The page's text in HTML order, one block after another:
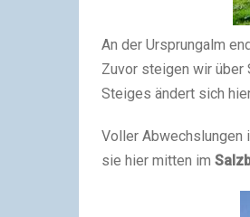
An der Ursprungalm
Zuvor steigen wir über
Steiges ändert sich
Voller Abwechslungen
sie hier mitten im